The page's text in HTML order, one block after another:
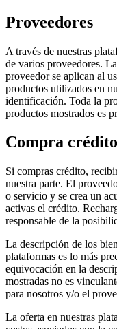
Proveedores
A través de nuestras
de varios proveedores.
proveedor se aplican al
productos utilizados en
identificación. Toda la
productos mostrados es
Compra crédito
Si compras crédito,
nuestra parte. El
o servicio y se crea un
activas el crédito.
responsable de la
La descripción de los
plataformas es lo más
equivocación en la
mostradas no es
para nosotros y/o el
La oferta en nuestras